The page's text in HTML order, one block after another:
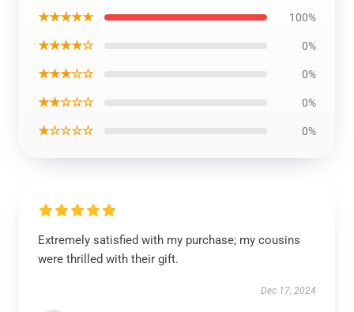
★★★★★ 100%
★★★★☆ 0%
★★★☆☆ 0%
★★☆☆☆ 0%
★☆☆☆☆ 0%
Extremely satisfied with my purchase; my cousins
were thrilled with their gift.
Dec 17, 2024